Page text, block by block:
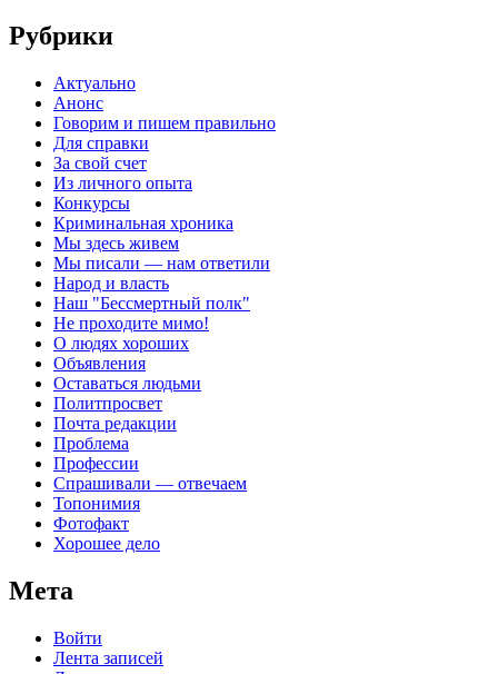
Рубрики
Актуально
Анонс
Говорим и пишем правильно
Для справки
За свой счет
Из личного опыта
Конкурсы
Криминальная хроника
Мы здесь живем
Мы писали — нам ответили
Народ и власть
Наш "Бессмертный полк"
Не проходите мимо!
О людях хороших
Объявления
Оставаться людьми
Политпросвет
Почта редакции
Проблема
Профессии
Спрашивали — отвечаем
Топонимия
Фотофакт
Хорошее дело
Мета
Войти
Лента записей